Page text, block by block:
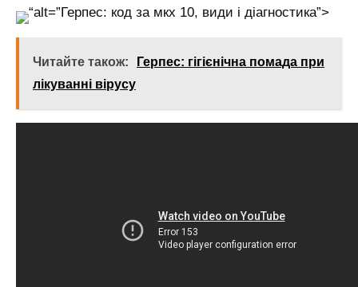
“alt=”Герпес: код за мкх 10, види і діагностика”>
Читайте також:
Герпес: гігієнічна помада при
лікуванні вірусу